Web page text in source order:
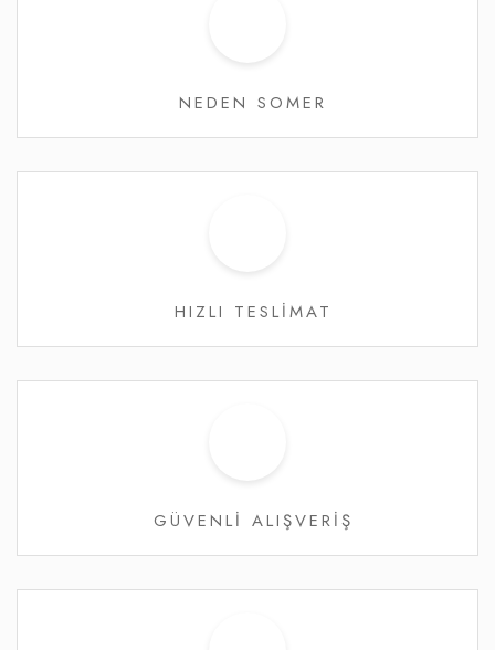
NEDEN SOMER
HIZLI TESLİMAT
GÜVENLİ ALIŞVERİŞ